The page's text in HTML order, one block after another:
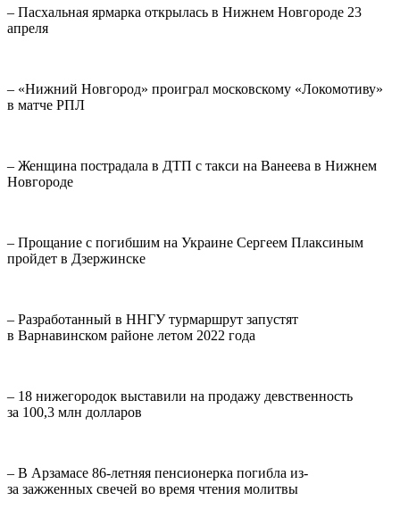
– Пасхальная ярмарка открылась в Нижнем Новгороде 23
апреля
– «Нижний Новгород» проиграл московскому «Локомотиву»
в матче РПЛ
– Женщина пострадала в ДТП с такси на Ванеева в Нижнем
Новгороде
– Прощание с погибшим на Украине Сергеем Плаксиным
пройдет в Дзержинске
– Разработанный в ННГУ турмаршрут запустят
в Варнавинском районе летом 2022 года
– 18 нижегородок выставили на продажу девственность
за 100,3 млн долларов
– В Арзамасе 86-летняя пенсионерка погибла из-
за зажженных свечей во время чтения молитвы